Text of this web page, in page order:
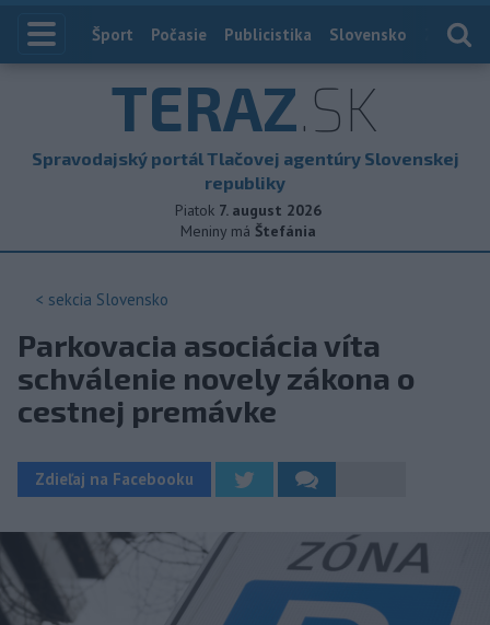
Index
Šport Počasie Publicistika Slovensko
TERAZ.SK
Spravodajský portál Tlačovej agentúry Slovenskej
republiky
Piatok 7. august 2026
Meniny má Štefánia
< sekcia Slovensko
Parkovacia asociácia víta
schválenie novely zákona o
cestnej premávke
Zdieľaj na Facebooku